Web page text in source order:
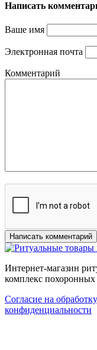
Написать
Ваше имя
Электронная почта
Комментарий
Интернет-магазин
комплекс похоронных
Согласие на
конфиденциальности